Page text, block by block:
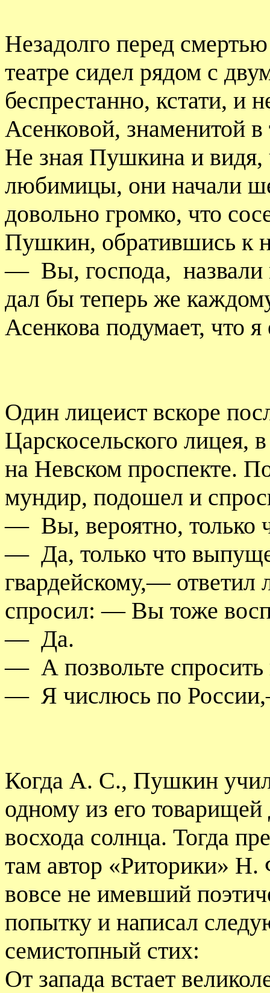
Незадолго перед
театре сидел рядом с
беспрестанно, кстати, и
Асенковой, знаменитой в
Не зная Пушкина и видя,
любимицы, они начали
довольно громко, что
Пушкин, обратившись к
— Вы, господа,
дал бы теперь же
Асенкова подумает, что
Один лицеист вскоре
Царскосельского лицея,
на Невском проспекте.
мундир, подошел и
— Вы, вероятно,
— Да, только что
гвардейскому,— ответил
спросил: — Вы тоже
— Да.
— А позвольте
— Я числюсь по
Когда А. С., Пушкин
одному из его товарищей
восхода солнца. Тогда
там автор «Риторики»
вовсе не имевший
попытку и написал
семистопный стих:
От запада встает